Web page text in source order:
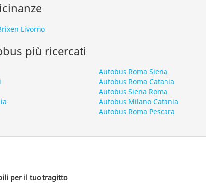
Livorno
più ricercati
Autobus Roma Siena
Autobus Roma Catania
Autobus Siena Roma
Autobus Milano Catania
Autobus Roma Pescara
per il tuo tragitto